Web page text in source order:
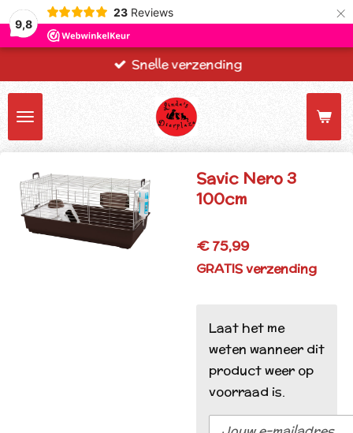
9,8
23 Reviews ×
Snelle verzending
Savic Nero 3
100cm
€ 75,99
GRATIS verzending
Laat het me
weten wanneer dit
product weer op
voorraad is.